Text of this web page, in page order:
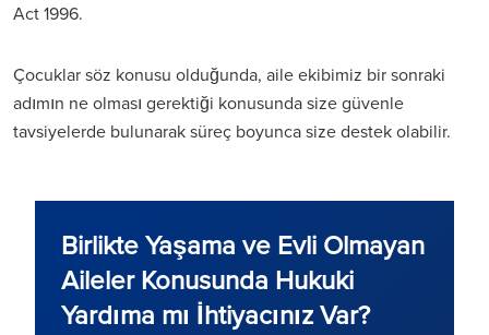
Act 1996.
Çocuklar söz konusu olduğunda, aile ekibimiz bir sonraki
adımın ne olması gerektiği konusunda size güvenle
tavsiyelerde bulunarak süreç boyunca size destek olabilir.
Birlikte Yaşama ve Evli Olmayan
Aileler Konusunda Hukuki
Yardıma mı İhtiyacınız Var?